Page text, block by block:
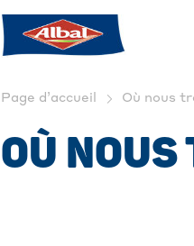
Page d’accueil Où nous
OÙ NOUS